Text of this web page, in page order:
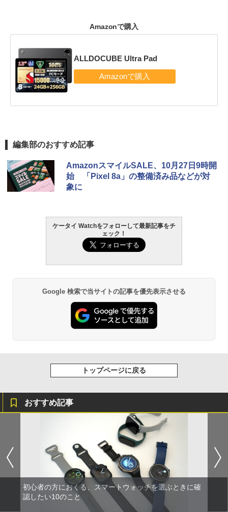
Amazonで購入
ALLDOCUBE Ultra Pad
編集部のおすすめ記事
AmazonスマイルSALE、10月27日9時開
始 「Pixel 8a」の整備済み品などが対
象に
ケータイ Watchをフォローして最新記事をチ
ェック！
Google 検索で当サイトの記事を優先表示させる
トップページに戻る
おすすめ記事
初心者の方におくる、スマートウォッチを選ぶときに確
認したい10のこと